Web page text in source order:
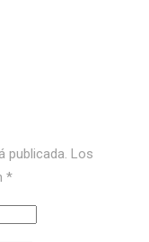
publicada. Los
*